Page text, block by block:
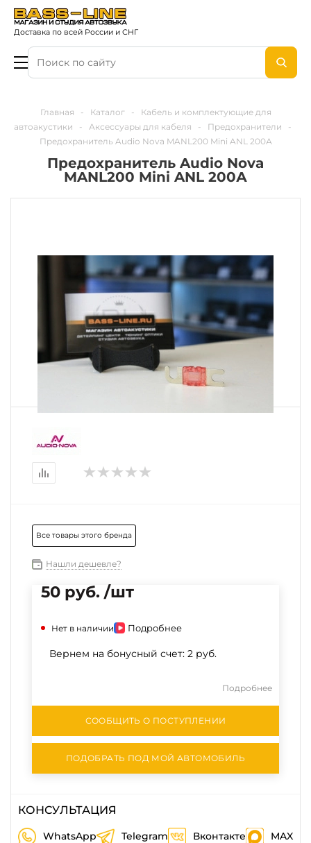
Доставка по всей России и СНГ
Главная - Каталог -
Кабель и комплектующие для
автоакустики
- Аксессуары для кабеля - Предохранители
-
Предохранитель Audio Nova MANL200 Mini ANL 200А
Предохранитель Audio Nova
MANL200 Mini ANL 200А
Все товары этого бренда
Нашли дешевле?
50 руб. /шт
Нет в наличии Подробнее
Вернем на бонусный счет: 2 руб.
Подробнее
СООБЩИТЬ О ПОСТУПЛЕНИИ
ПОДОБРАТЬ ПОД МОЙ АВТОМОБИЛЬ
КОНСУЛЬТАЦИЯ
WhatsApp Telegram Вконтакте MAX